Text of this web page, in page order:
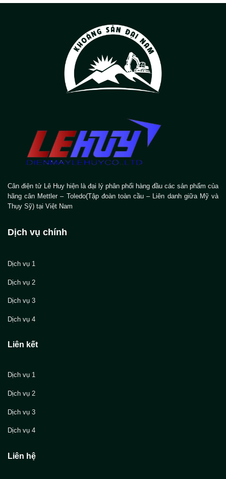
Cân điện tử Lê Huy hiện là đại lý phân phối hàng đầu các sản phẩm của
hãng cân Mettler – Toledo(Tập đoàn toàn cầu – Liên danh giữa Mỹ và
Thụy Sỹ) tại Việt Nam
Dịch vụ chính
Dịch vụ 1
Dịch vụ 2
Dịch vụ 3
Dịch vụ 4
Liên kết
Dịch vụ 1
Dịch vụ 2
Dịch vụ 3
Dịch vụ 4
Liên hệ